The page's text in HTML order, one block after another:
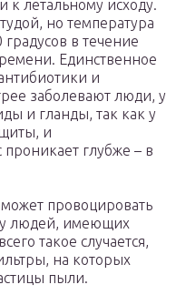
к летальному исходу.
но температура
в течение
Единственное
и
заболевают люди, у
и гланды, так как у
и
глубже – в
провоцировать
у людей, имеющих
такое случается,
на которых
пыли.